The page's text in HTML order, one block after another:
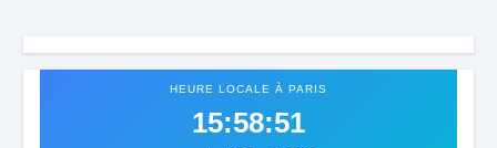
HEURE LOCALE À PARIS
15:58:54